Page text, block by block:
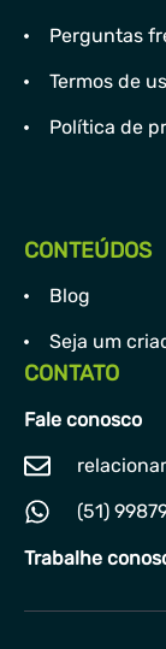
Perguntas
Termos de
Política de
CONTEÚDOS
Blog
Seja um
CONTATO
Fale conosco
(51)
Trabalhe